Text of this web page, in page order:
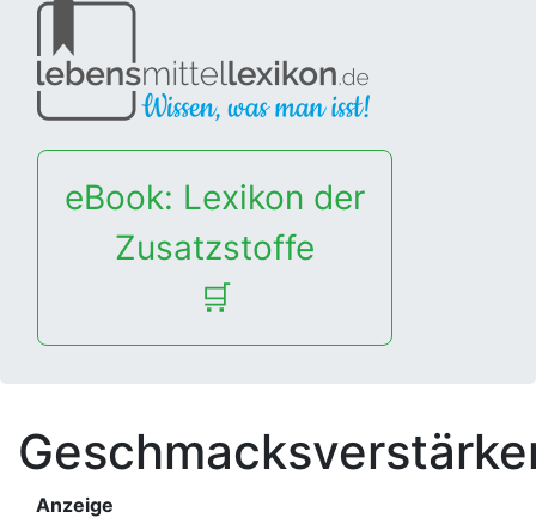
eBook: Lexikon der
Zusatzstoffe
🛒
Anzeige